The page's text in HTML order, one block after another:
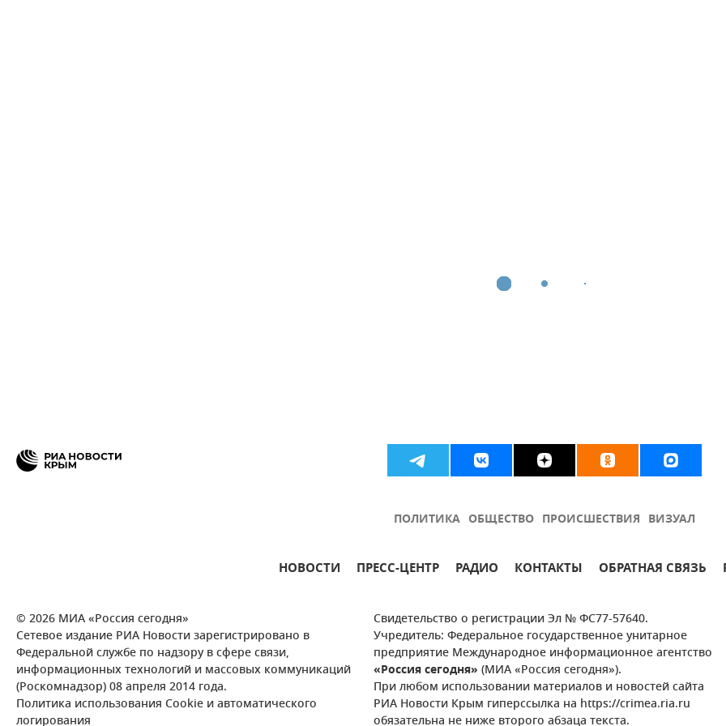
ПОЛИТИКА ОБЩЕСТВО ПРОИСШЕСТВИЯ ВИЗУАЛ
НОВОСТИ ПРЕСС-ЦЕНТР РАДИО КОНТАКТЫ ОБРАТНАЯ СВЯЗЬ
© 2026 МИА «Россия сегодня»
Сетевое издание РИА Новости зарегистрировано в
Федеральной службе по надзору в сфере связи,
информационных технологий и массовых коммуникаций
(Роскомнадзор) 08 апреля 2014 года.
Политика использования Cookie и автоматического
логирования
Свидетельство о регистрации Эл № ФС77-57640.
Учредитель: Федеральное государственное унитарное
предприятие Международное информационное агентство
«Россия сегодня» (МИА «Россия сегодня»).
При любом использовании материалов и новостей сайта
РИА Новости Крым гиперссылка на https://crimea.ria.ru
обязательна не ниже второго абзаца текста.